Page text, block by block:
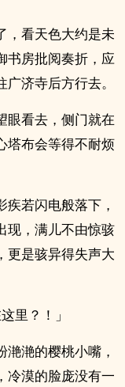
，看天色大约是未
书房批阅奏折，应
济寺后方行去。
眼看去，侧门就在
塔布会等得不耐烦
若闪电般落下，
现，满儿不由惊骇
更是骇异得失声大
里？！」
滟的樱桃小嘴，
冷漠的脸庞没有一